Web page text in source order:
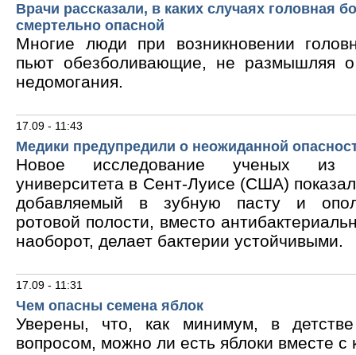
Врачи рассказали, в каких случаях головная
смертельно опасной
Многие люди при возникновении
пьют обезболивающие, не размышляя о
недомогания.
17.09 - 11:43
Медики предупредили о неожиданной
Новое исследование ученых из
университета в Сент-Луисе (США)
добавляемый в зубную пасту и
ротовой полости, вместо
наоборот, делает бактерии устойчивыми.
17.09 - 11:31
Чем опасны семена яблок
Уверены, что, как минимум, в
вопросом, можно ли есть яблоки вместе с